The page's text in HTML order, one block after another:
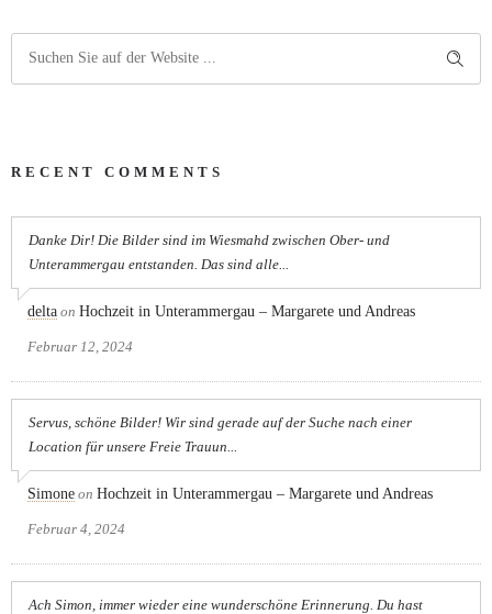
RECENT COMMENTS
Danke Dir! Die Bilder sind im Wiesmahd zwischen Ober- und
Unterammergau entstanden. Das sind alle...
delta on Hochzeit in Unterammergau – Margarete und Andreas
Februar 12, 2024
Servus, schöne Bilder! Wir sind gerade auf der Suche nach einer
Location für unsere Freie Trauun...
Simone on Hochzeit in Unterammergau – Margarete und Andreas
Februar 4, 2024
Ach Simon, immer wieder eine wunderschöne Erinnerung. Du hast